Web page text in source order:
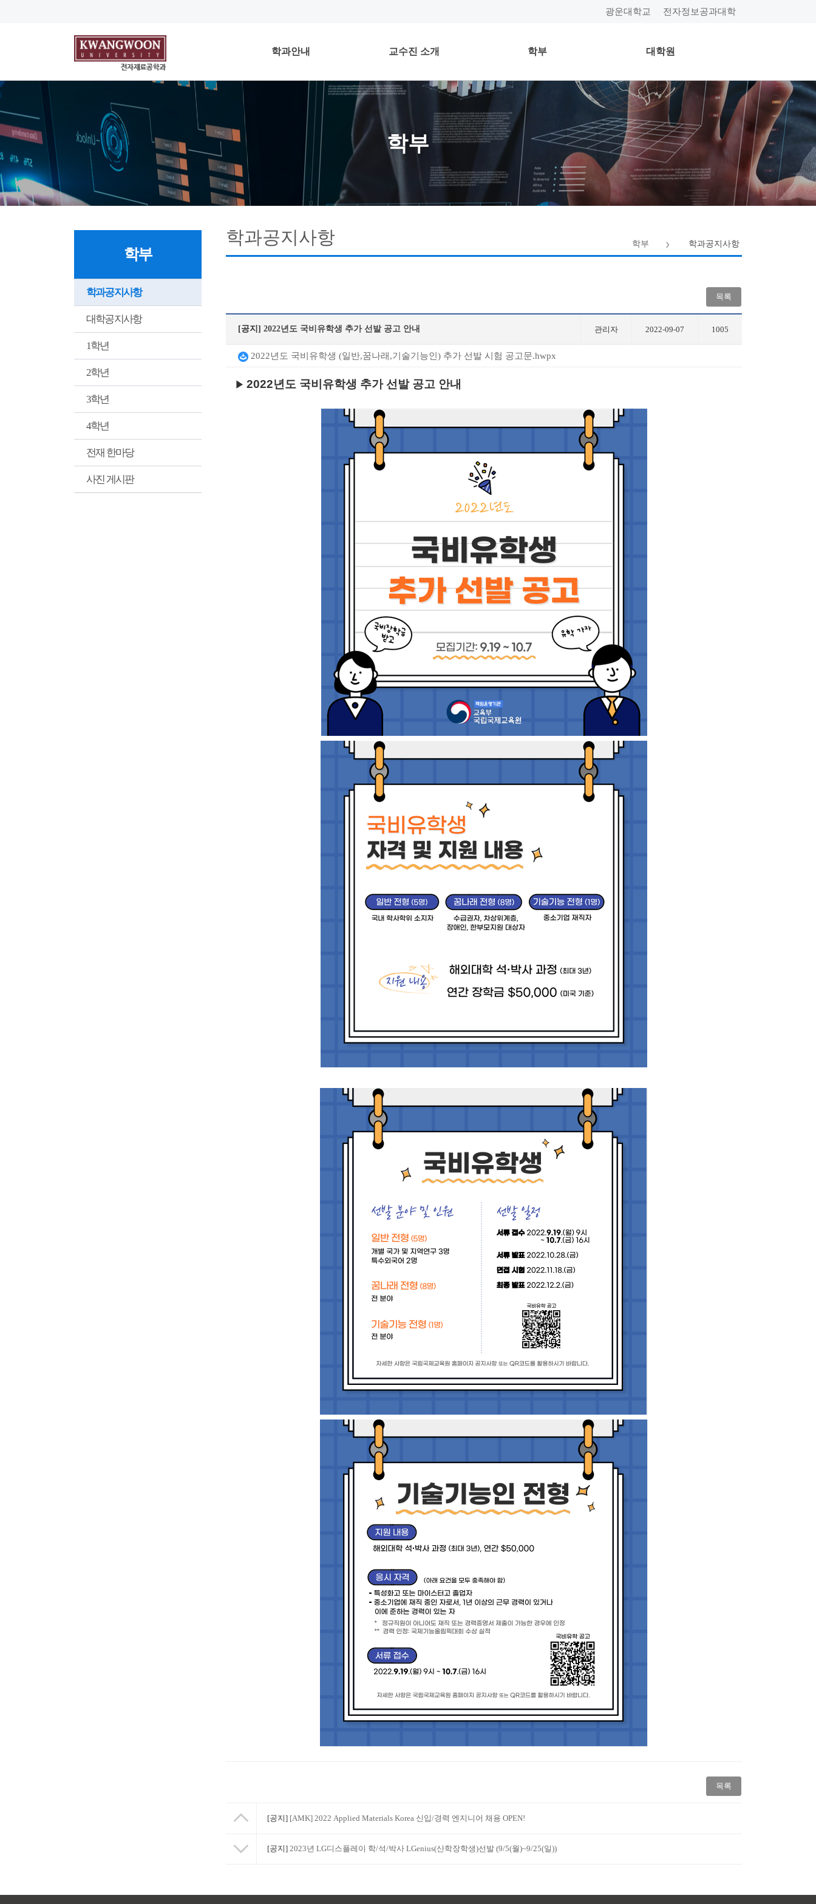
광운대학교 전자정보공과대학
학과안내 교수진 소개 학부 대학원
학부
학부
학과공지사항
대학공지사항
1학년
2학년
3학년
4학년
전재 한마당
사진 게시판
학부 학과공지사항
학과공지사항
목록
[공지] 2022년도 국비유학생 추가 선발 공고 안내 관리자 2022-09-07 1005
2022년도 국비유학생 (일반,꿈나래,기술기능인) 추가 선발 시험 공고문.hwpx
▶ 2022년도 국비유학생 추가 선발 공고 안내
목록
[공지] [AMK] 2022 Applied Materials Korea 신입/경력 엔지니어 채용 OPEN!
[공지] 2023년 LG디스플레이 학/석/박사 LGenius(산학장학생)선발 (9/5(월)~9/25(일))